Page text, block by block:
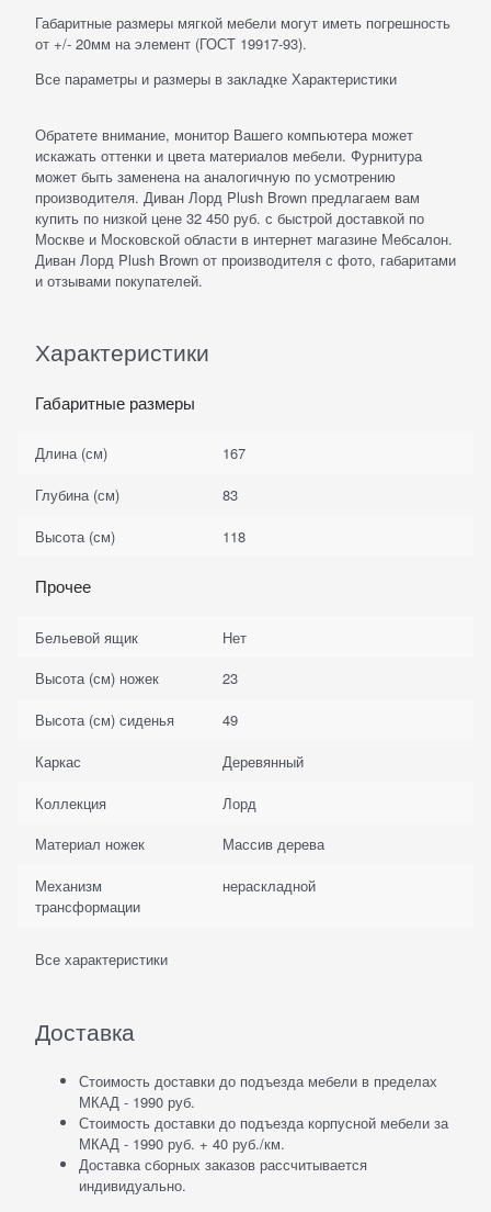
Габаритные размеры мягкой мебели могут иметь погрешность
от +/- 20мм на элемент (ГОСТ 19917-93).
Все параметры и размеры в закладке Характеристики
Обратете внимание, монитор Вашего компьютера может
искажать оттенки и цвета материалов мебели. Фурнитура
может быть заменена на аналогичную по усмотрению
производителя. Диван Лорд Plush Brown предлагаем вам
купить по низкой цене 32 450 руб. с быстрой доставкой по
Москве и Московской области в интернет магазине Мебсалон.
Диван Лорд Plush Brown от производителя с фото, габаритами
и отзывами покупателей.
Характеристики
Габаритные размеры
Длина (см)
167
Глубина (см)
83
Высота (см)
118
Прочее
Бельевой ящик
Нет
Высота (см) ножек
23
Высота (см) сиденья
49
Каркас
Деревянный
Коллекция
Лорд
Материал ножек
Массив дерева
Механизм
трансформации
нераскладной
Все характеристики
Доставка
Стоимость доставки до подъезда мебели в пределах
МКАД - 1990 руб.
Стоимость доставки до подъезда корпусной мебели за
МКАД - 1990 руб. + 40 руб./км.
Доставка сборных заказов рассчитывается
индивидуально.